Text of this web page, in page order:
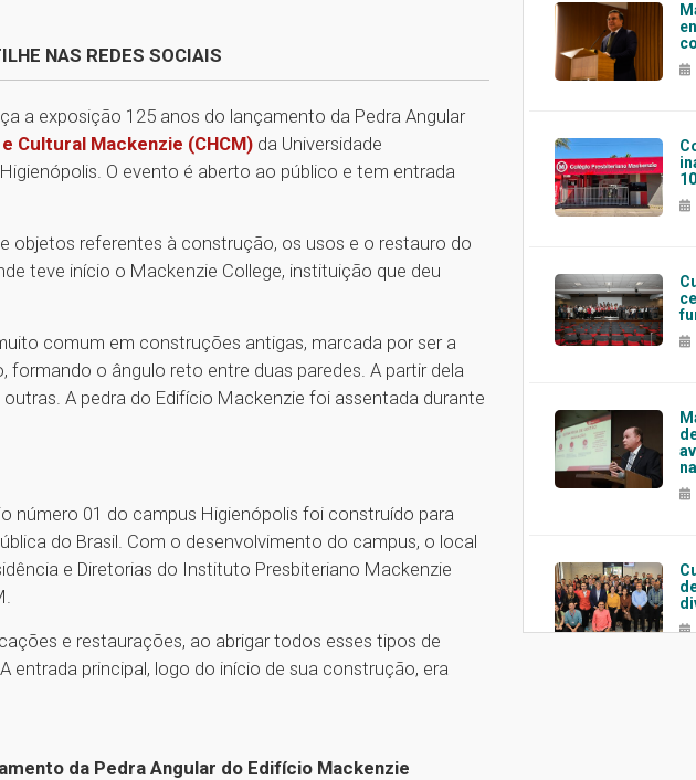
NAS REDES SOCIAIS
a exposição 125 anos do lançamento da Pedra Angular
Cultural Mackenzie (CHCM) da Universidade
Higienópolis. O evento é aberto ao público e tem entrada
objetos referentes à construção, os usos e o restauro do
teve início o Mackenzie College, instituição que deu
comum em construções antigas, marcada por ser a
formando o ângulo reto entre duas paredes. A partir dela
A pedra do Edifício Mackenzie foi assentada durante
número 01 do campus Higienópolis foi construído para
do Brasil. Com o desenvolvimento do campus, o local
e Diretorias do Instituto Presbiteriano Mackenzie
e restaurações, ao abrigar todos esses tipos de
entrada principal, logo do início de sua construção, era
da Pedra Angular do Edifício Mackenzie